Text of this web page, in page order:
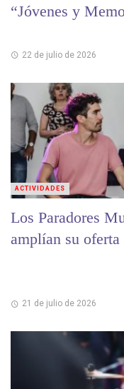
“Jóvenes y
22 de julio de 2026
Los Paradores
amplían su
21 de julio de 2026
ACTIVIDADES